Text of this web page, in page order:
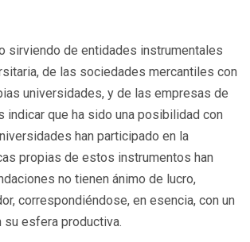
sirviendo de entidades instrumentales
de las sociedades mercantiles con
universidades, y de las empresas de
que ha sido una posibilidad con
han participado en la
propias de estos instrumentos han
no tienen ánimo de lucro,
correspondiéndose, en esencia, con un
esfera productiva.